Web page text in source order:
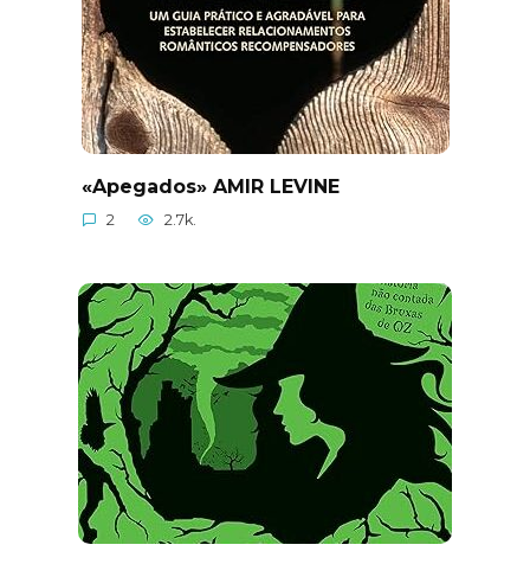
«Apegados» AMIR LEVINE
2 2.7k.